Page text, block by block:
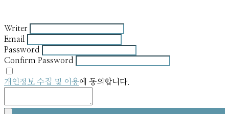
Writer
Email
Password
Confirm Password
개인정보 수집 및 이용에 동의합니다.